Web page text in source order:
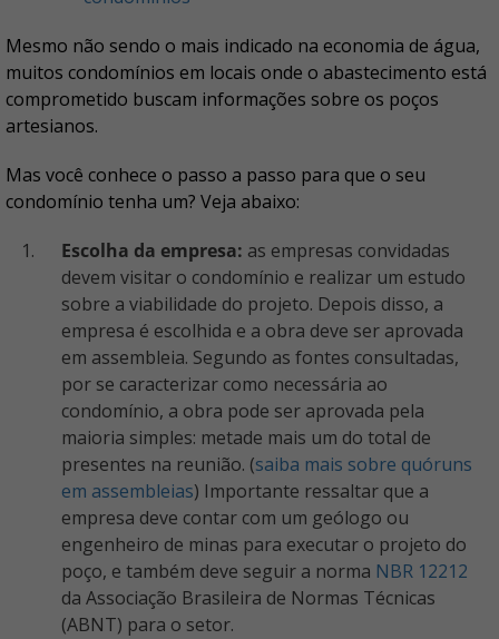
Mesmo não sendo o mais indicado na economia de água,
muitos condomínios em locais onde o abastecimento está
comprometido buscam informações sobre os poços
artesianos.
Mas você conhece o passo a passo para que o seu
condomínio tenha um? Veja abaixo:
Escolha da empresa: as empresas convidadas
devem visitar o condomínio e realizar um estudo
sobre a viabilidade do projeto. Depois disso, a
empresa é escolhida e a obra deve ser aprovada
em assembleia. Segundo as fontes consultadas,
por se caracterizar como necessária ao
condomínio, a obra pode ser aprovada pela
maioria simples: metade mais um do total de
presentes na reunião. (saiba mais sobre quóruns
em assembleias) Importante ressaltar que a
empresa deve contar com um geólogo ou
engenheiro de minas para executar o projeto do
poço, e também deve seguir a norma NBR 12212
da Associação Brasileira de Normas Técnicas
(ABNT) para o setor.